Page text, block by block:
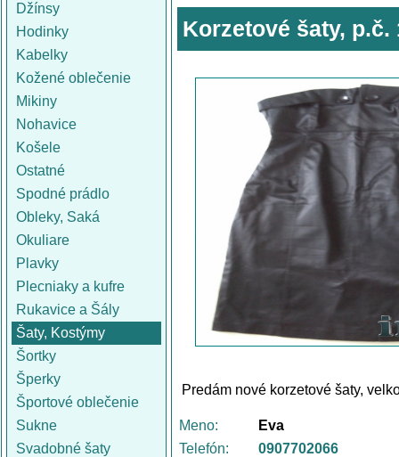
Džínsy
Hodinky
Kabelky
Kožené oblečenie
Mikiny
Nohavice
Košele
Ostatné
Spodné prádlo
Obleky, Saká
Okuliare
Plavky
Plecniaky a kufre
Rukavice a Šály
Šaty, Kostýmy
Šortky
Šperky
Športové oblečenie
Sukne
Svadobné šaty
Korzetové šaty, p.č.
Predám nové korzetové šaty,
Meno:
Eva
Telefón:
0907702066